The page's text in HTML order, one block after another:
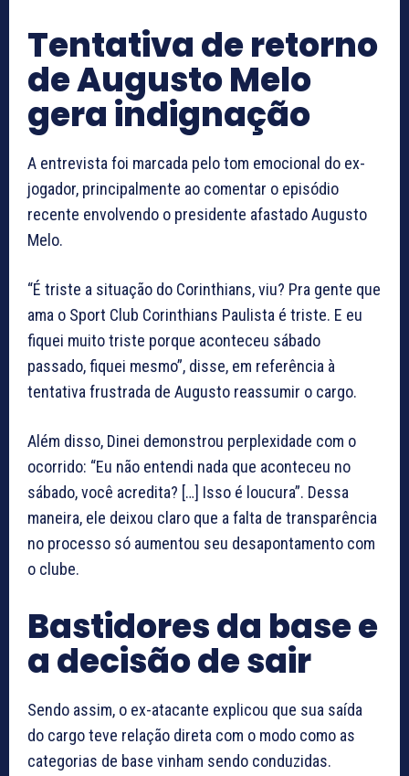
Tentativa de retorno
de Augusto Melo
gera indignação
A entrevista foi marcada pelo tom emocional do ex-
jogador, principalmente ao comentar o episódio
recente envolvendo o presidente afastado Augusto
Melo.
“É triste a situação do Corinthians, viu? Pra gente que
ama o Sport Club Corinthians Paulista é triste. E eu
fiquei muito triste porque aconteceu sábado
passado, fiquei mesmo”, disse, em referência à
tentativa frustrada de Augusto reassumir o cargo.
Além disso, Dinei demonstrou perplexidade com o
ocorrido: “Eu não entendi nada que aconteceu no
sábado, você acredita? […] Isso é loucura”. Dessa
maneira, ele deixou claro que a falta de transparência
no processo só aumentou seu desapontamento com
o clube.
Bastidores da base e
a decisão de sair
Sendo assim, o ex-atacante explicou que sua saída
do cargo teve relação direta com o modo como as
categorias de base vinham sendo conduzidas.